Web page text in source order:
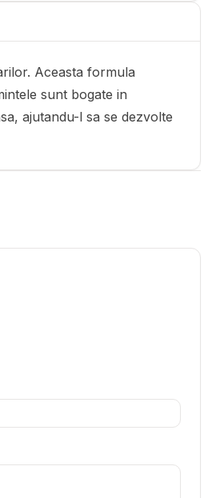
Aceasta formula
sunt bogate in
ajutandu-l sa se dezvolte